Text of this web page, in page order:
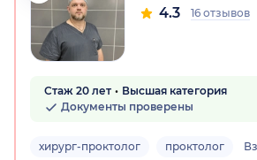
4.3 16 отзывов
Стаж 20 лет
Высшая категория
Документы проверены
хирург-проктолог проктолог